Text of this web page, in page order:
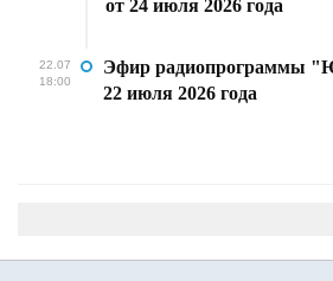
от 24 июля 2026 года
22.07
18:00
Эфир радиопрограммы
22 июля 2026 года